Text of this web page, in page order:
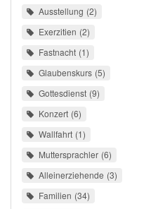
Ausstellung 2
Exerzitien 2
Fastnacht 1
Glaubenskurs 5
Gottesdienst 9
Konzert 6
Wallfahrt 1
Muttersprachler 6
Alleinerziehende 3
Familien 34